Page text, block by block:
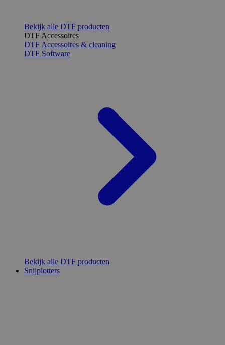
Bekijk alle DTF producten
DTF Accessoires
DTF Accessoires & cleaning
DTF Software
Bekijk alle DTF producten
Snijplotters